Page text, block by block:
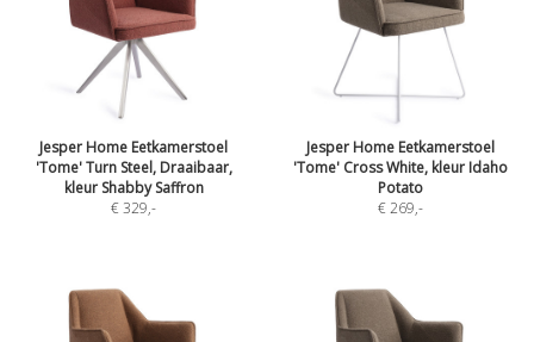
Jesper Home Eetkamerstoel
'Tome' Turn Steel, Draaibaar,
kleur Shabby Saffron
€ 329,-
Jesper Home Eetkamerstoel
'Tome' Cross White, kleur Idaho
Potato
€ 269,-